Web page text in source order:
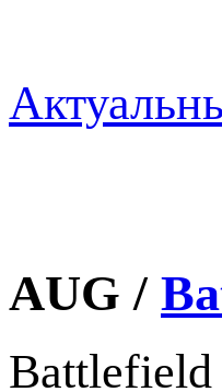
AUG /
Battlefield